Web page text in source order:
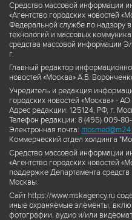
Средство массовой информации
«Агентство городских новостей
Федеральной службе по надзору
технологий и массовых
средства массовой информации
г.
Главный редактор
новостей «Москва» А.Б.
Учредитель и редакция
городских новостей «Москва» -
Адрес редакции: 125124, РФ, г.
Телефон редакции: 8 (495) 009-
Электронная почта:
Коммерческий отдел холдинга
Средство массовой информации
«Агентство городских новостей
поддержке Департамента
Москвы.
Сайт https://www.mskagency.ru
иные охраняемые элементы,
фотографии, аудио и/или